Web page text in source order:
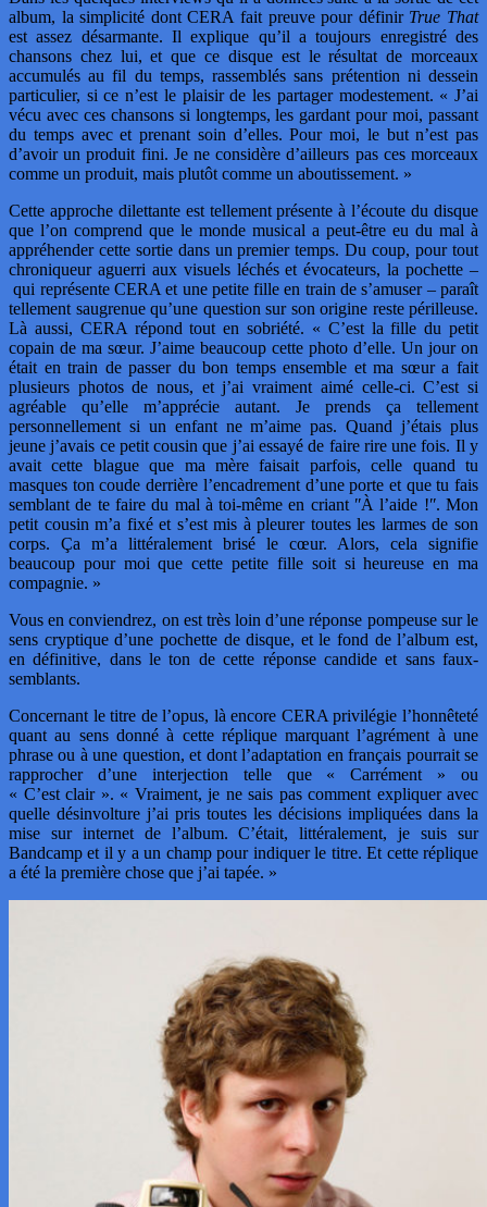
album, la simplicité dont CERA fait preuve pour définir True That
est assez désarmante. Il explique qu’il a toujours enregistré des
chansons chez lui, et que ce disque est le résultat de morceaux
accumulés au fil du temps, rassemblés sans prétention ni dessein
particulier, si ce n’est le plaisir de les partager modestement. « J’ai
vécu avec ces chansons si longtemps, les gardant pour moi, passant
du temps avec et prenant soin d’elles. Pour moi, le but n’est pas
d’avoir un produit fini. Je ne considère d’ailleurs pas ces morceaux
comme un produit, mais plutôt comme un aboutissement. »
Cette approche dilettante est tellement présente à l’écoute du disque
que l’on comprend que le monde musical a peut-être eu du mal à
appréhender cette sortie dans un premier temps. Du coup, pour tout
chroniqueur aguerri aux visuels léchés et évocateurs, la pochette –
qui représente CERA et une petite fille en train de s’amuser – paraît
tellement saugrenue qu’une question sur son origine reste périlleuse.
Là aussi, CERA répond tout en sobriété. « C’est la fille du petit
copain de ma sœur. J’aime beaucoup cette photo d’elle. Un jour on
était en train de passer du bon temps ensemble et ma sœur a fait
plusieurs photos de nous, et j’ai vraiment aimé celle-ci. C’est si
agréable qu’elle m’apprécie autant. Je prends ça tellement
personnellement si un enfant ne m’aime pas. Quand j’étais plus
jeune j’avais ce petit cousin que j’ai essayé de faire rire une fois. Il y
avait cette blague que ma mère faisait parfois, celle quand tu
masques ton coude derrière l’encadrement d’une porte et que tu fais
semblant de te faire du mal à toi-même en criant ʺÀ l’aide !ʺ. Mon
petit cousin m’a fixé et s’est mis à pleurer toutes les larmes de son
corps. Ça m’a littéralement brisé le cœur. Alors, cela signifie
beaucoup pour moi que cette petite fille soit si heureuse en ma
compagnie. »
Vous en conviendrez, on est très loin d’une réponse pompeuse sur le
sens cryptique d’une pochette de disque, et le fond de l’album est,
en définitive, dans le ton de cette réponse candide et sans faux-
semblants.
Concernant le titre de l’opus, là encore CERA privilégie l’honnêteté
quant au sens donné à cette réplique marquant l’agrément à une
phrase ou à une question, et dont l’adaptation en français pourrait se
rapprocher d’une interjection telle que « Carrément » ou
« C’est clair ». « Vraiment, je ne sais pas comment expliquer avec
quelle désinvolture j’ai pris toutes les décisions impliquées dans la
mise sur internet de l’album. C’était, littéralement, je suis sur
Bandcamp et il y a un champ pour indiquer le titre. Et cette réplique
a été la première chose que j’ai tapée. »